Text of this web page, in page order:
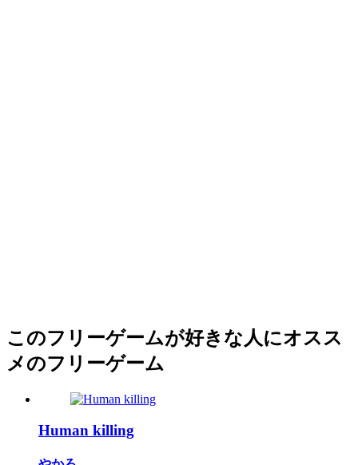
このフリーゲームが好きな人にオスス
メのフリーゲーム
Human killing